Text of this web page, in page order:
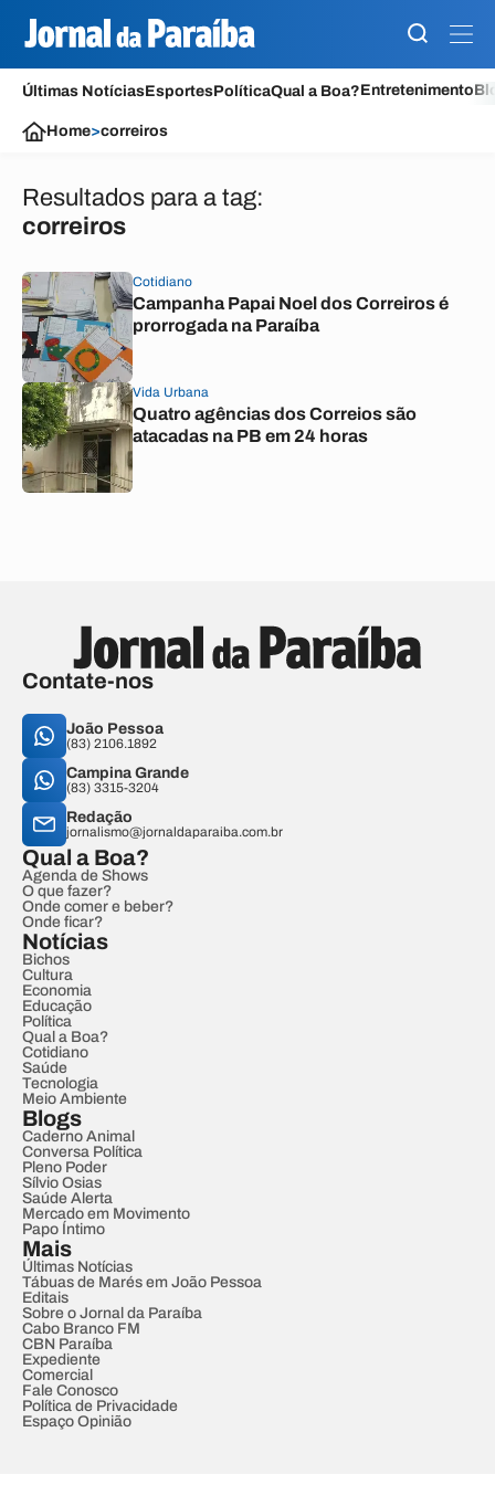
Últimas NotíciasEsportesPolíticaQual a Boa?Entretenimento
Home>correiros
Resultados para a tag:
correiros
Cotidiano
Campanha Papai Noel dos Correiros é
prorrogada na Paraíba
Vida Urbana
Quatro agências dos Correios são
atacadas na PB em 24 horas
Contate-nos
João Pessoa
(83) 2106.1892
Campina Grande
(83) 3315-3204
Redação
jornalismo@jornaldaparaiba.com.br
Qual a Boa?
Agenda de Shows
O que fazer?
Onde comer e beber?
Onde ficar?
Notícias
Bichos
Cultura
Economia
Educação
Política
Qual a Boa?
Cotidiano
Saúde
Tecnologia
Meio Ambiente
Blogs
Caderno Animal
Conversa Política
Pleno Poder
Sílvio Osias
Saúde Alerta
Mercado em Movimento
Papo Íntimo
Mais
Últimas Notícias
Tábuas de Marés em João Pessoa
Editais
Sobre o Jornal da Paraíba
Cabo Branco FM
CBN Paraíba
Expediente
Comercial
Fale Conosco
Política de Privacidade
Espaço Opinião